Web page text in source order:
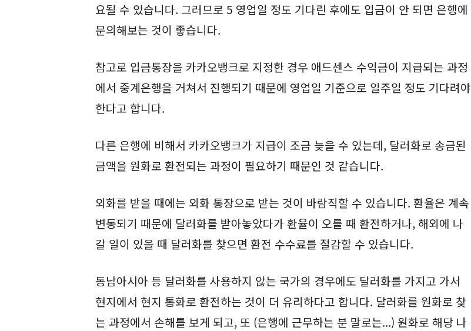
요될 수 있습니다. 그러므로 5 영업일 정도 기다린 후에도 입금이 안 되면 은행에
문의해보는 것이 좋습니다.
참고로 입금통장을 카카오뱅크로 지정한 경우 애드센스 수익금이 지급되는 과정
에서 중계은행을 거쳐서 진행되기 때문에 영업일 기준으로 일주일 정도 기다려야
한다고 합니다.
다른 은행에 비해서 카카오뱅크가 지급이 조금 늦을 수 있는데, 달러화로 송금된
금액을 원화로 환전되는 과정이 필요하기 때문인 것 같습니다.
외화를 받을 때에는 외화 통장으로 받는 것이 바람직할 수 있습니다. 환율은 계속
변동되기 때문에 달러화를 받아놓았다가 환율이 오를 때 환전하거나, 해외에 나
갈 일이 있을 때 달러화를 찾으면 환전 수수료를 절감할 수 있습니다.
동남아시아 등 달러화를 사용하지 않는 국가의 경우에도 달러화를 가지고 가서
현지에서 현지 통화로 환전하는 것이 더 유리하다고 합니다. 달러화를 원화로 찾
는 과정에서 손해를 보게 되고, 또 (은행에 근무하는 분 말로는...) 원화로 해당 나